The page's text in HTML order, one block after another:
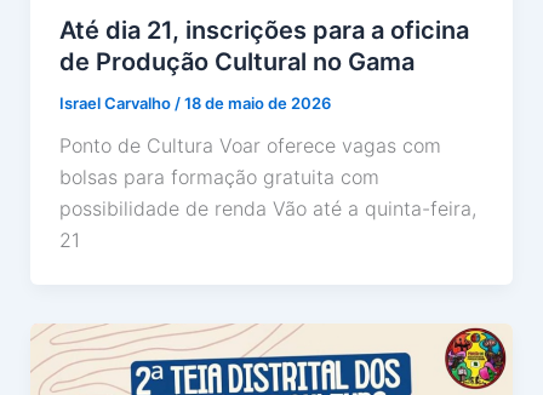
Até dia 21, inscrições para a oficina
de Produção Cultural no Gama
Israel Carvalho /18 de maio de 2026
Ponto de Cultura Voar oferece vagas com
bolsas para formação gratuita com
possibilidade de renda Vão até a quinta-feira,
21